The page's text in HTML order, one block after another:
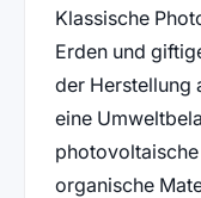
Klassische
Erden und
der Herstellung
eine
organische